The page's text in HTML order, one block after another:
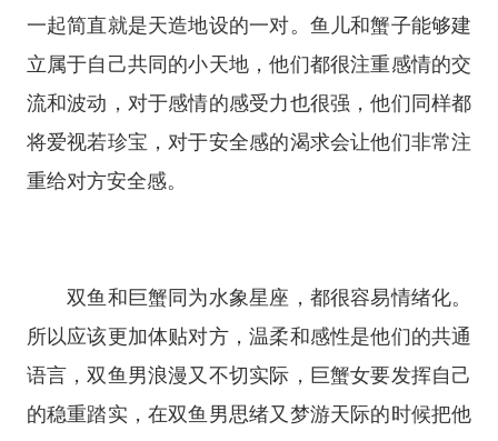
一起简直就是天造地设的一对。鱼儿和蟹子能够建
立属于自己共同的小天地，他们都很注重感情的交
流和波动，对于感情的感受力也很强，他们同样都
将爱视若珍宝，对于安全感的渴求会让他们非常注
重给对方安全感。
双鱼和巨蟹同为水象星座 ，都很容易情绪化。
所以应该更加体贴对方，温柔和感性是他们的共通
语言，双鱼男浪漫又不切实际，巨蟹女要发挥自己
的稳重踏实，在双鱼男思绪又梦游天际的时候把他